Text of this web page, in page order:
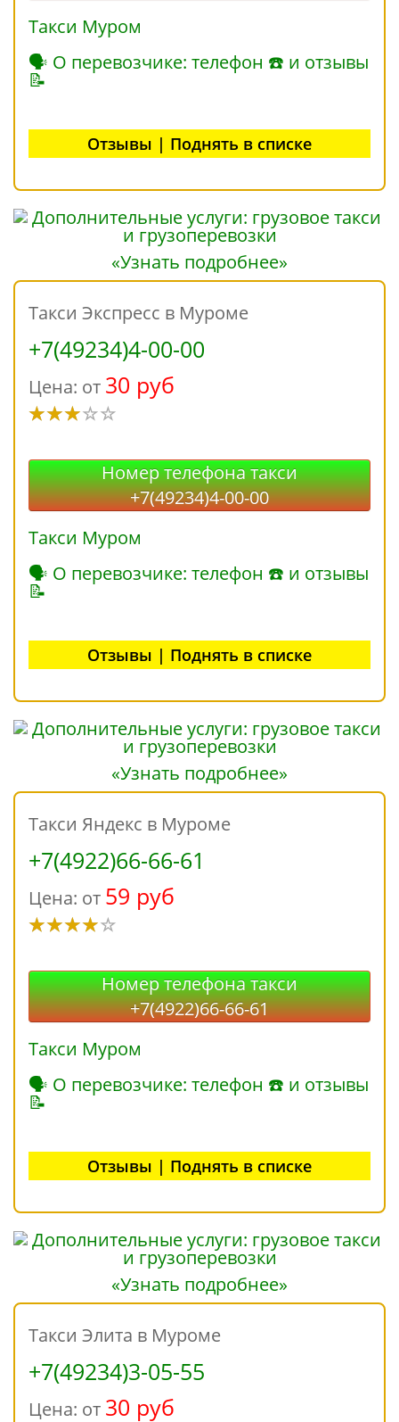
Такси Муром
🗣 О перевозчике: телефон ☎ и отзывы
📝
Отзывы | Поднять в списке
«Узнать подробнее»
Такси Экспресс в Муроме
+7(49234)4-00-00
Цена: от 30 руб
Номер телефона такси
+7(49234)4-00-00
Такси Муром
🗣 О перевозчике: телефон ☎ и отзывы
📝
Отзывы | Поднять в списке
«Узнать подробнее»
Такси Яндекс в Муроме
+7(4922)66-66-61
Цена: от 59 руб
Номер телефона такси
+7(4922)66-66-61
Такси Муром
🗣 О перевозчике: телефон ☎ и отзывы
📝
Отзывы | Поднять в списке
«Узнать подробнее»
Такси Элита в Муроме
+7(49234)3-05-55
Цена: от 30 руб